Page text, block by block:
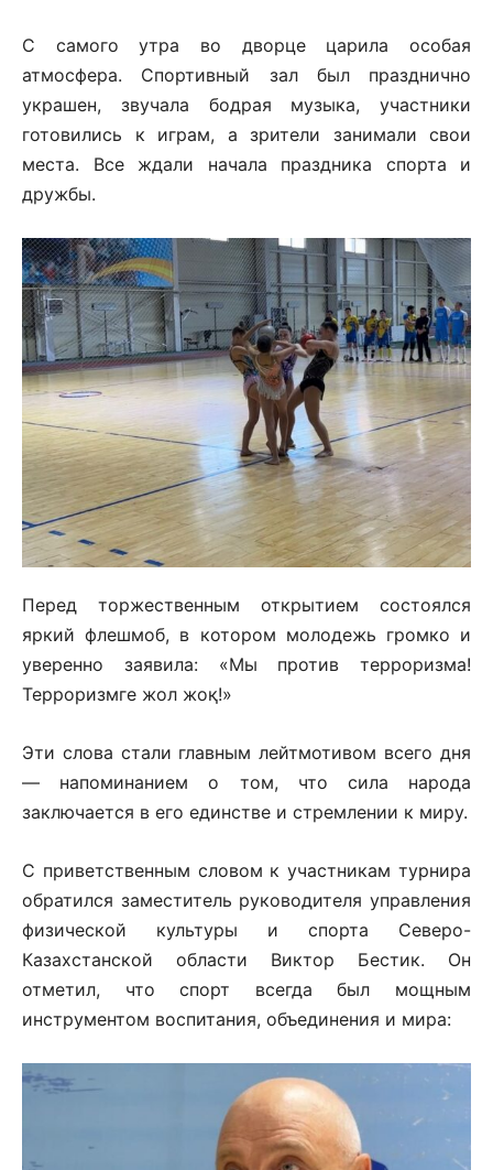
С самого утра во дворце царила особая
атмосфера. Спортивный зал был празднично
украшен, звучала бодрая музыка, участники
готовились к играм, а зрители занимали свои
места. Все ждали начала праздника спорта и
дружбы.
Перед торжественным открытием состоялся
яркий флешмоб, в котором молодежь громко и
уверенно заявила: «Мы против терроризма!
Терроризмге жол жоқ!»
Эти слова стали главным лейтмотивом всего дня
— напоминанием о том, что сила народа
заключается в его единстве и стремлении к миру.
С приветственным словом к участникам турнира
обратился заместитель руководителя управления
физической культуры и спорта Северо-
Казахстанской области Виктор Бестик. Он
отметил, что спорт всегда был мощным
инструментом воспитания, объединения и мира: